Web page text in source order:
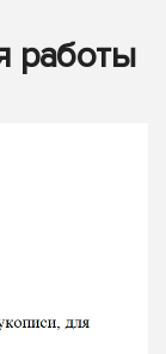
работы